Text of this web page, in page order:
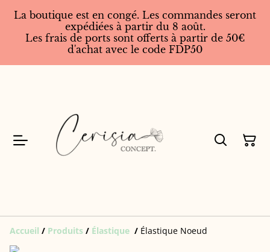
La boutique est en congé. Les commandes seront
expédiées à partir du 8 août.
Les frais de ports sont offerts à partir de 50€
d'achat avec le code FDP50
Accueil / Produits / Élastique / Élastique Noeud